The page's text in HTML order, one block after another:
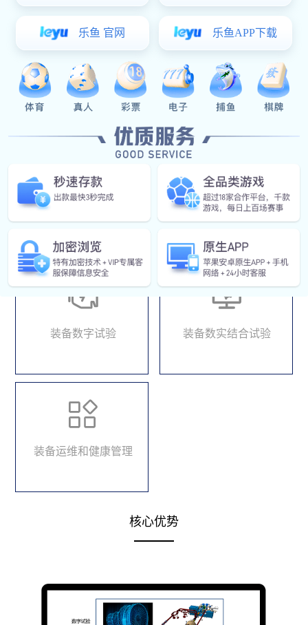
试验和数实结合试验。可用于推演优化物理试验方案、替代
高风险物理试验、监控物理试验过程、降低物理试验风险。
应用领域
装备数字孪生体建模
装备数字试验 装备数实结合试验
装备运维和健康管理
核心优势